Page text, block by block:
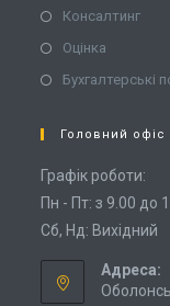
Консалтинг
Оцінка
Бухгалтерські
Головний офіс
Графік роботи:
Пн - Пт: з 9.00 до
Сб, Нд: Вихідний
Адреса: